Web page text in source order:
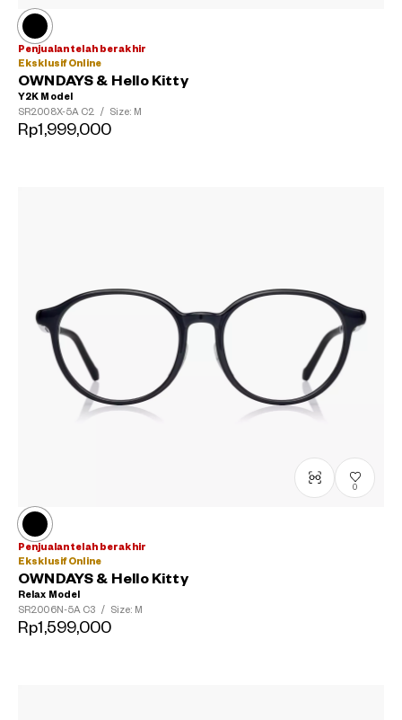
Penjualan telah berakhir
Eksklusif Online
OWNDAYS & Hello Kitty
Y2K Model
SR2008X-5A C2 / Size: M
Rp1,999,000
0
Penjualan telah berakhir
Eksklusif Online
OWNDAYS & Hello Kitty
Relax Model
SR2006N-5A C3 / Size: M
Rp1,599,000